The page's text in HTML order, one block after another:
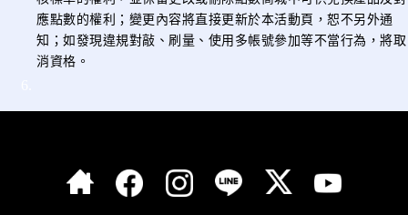
應點數的權利；變更內容將直接更新於本活動頁，恕不另外通
知；如發現違規對敲、刷量、使用多帳號參加等不當行為，將取
消資格 。